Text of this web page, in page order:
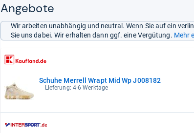
Angebote
Wir arbeiten unabhängig und neutral. Wenn Sie auf ein
Sie uns dabei. Wir erhalten dann ggf. eine Vergütung. Mehr
Schuhe Merrell Wrapt Mid Wp J008182
Lieferung: 4-6 Werktage